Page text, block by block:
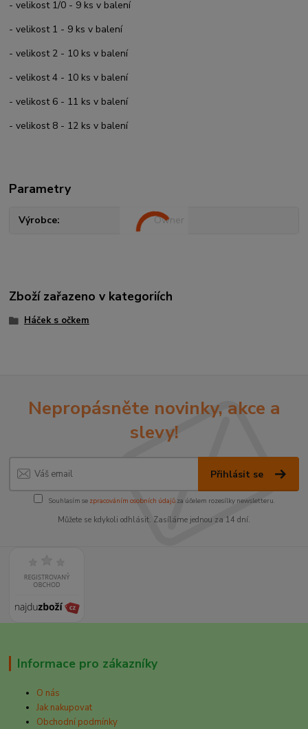
- velikost 1/0 - 9 ks v balení
- velikost 1 - 9 ks v balení
- velikost 2 - 10 ks v balení
- velikost 4 - 10 ks v balení
- velikost 6 - 11 ks v balení
- velikost 8 - 12 ks v balení
Parametry
Výrobce Owner
Zboží zařazeno v kategoriích
Háček s očkem
Nepropásněte novinky, akce a
slevy!
Přihlásit se
Souhlasím se zpracováním osobních údajůza účelem rozesílky newsletteru.
Můžete se kdykoli odhlásit. Zasíláme jednou za 14 dní.
Informace pro zákazníky
O nás
Jak nakupovat
Obchodní podmínky